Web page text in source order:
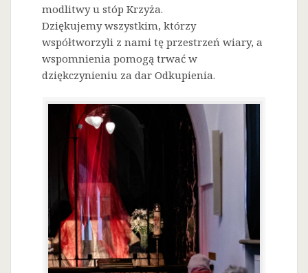
modlitwy u stóp Krzyża.
Dziękujemy wszystkim, którzy
współtworzyli z nami tę przestrzeń wiary, a
wspomnienia pomogą trwać w
dziękczynieniu za dar Odkupienia.